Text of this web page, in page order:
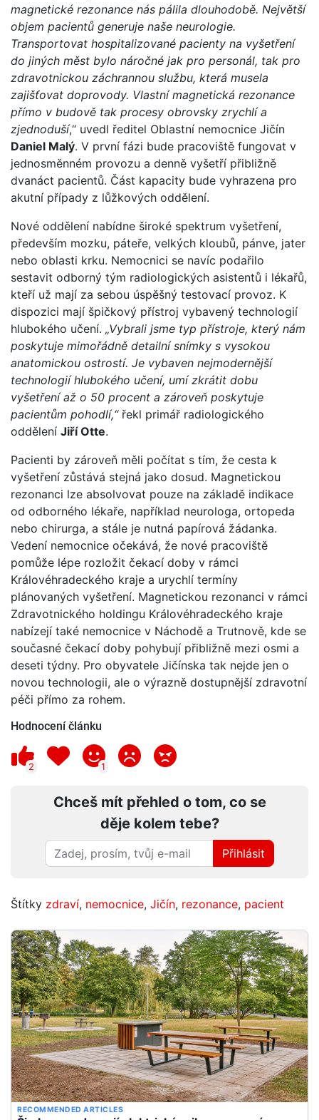
magnetické rezonance nás pálila dlouhodobě. Největší
objem pacientů generuje naše neurologie.
Transportovat hospitalizované pacienty na vyšetření
do jiných měst bylo náročné jak pro personál, tak pro
zdravotnickou záchrannou službu, která musela
zajišťovat doprovody. Vlastní magnetická rezonance
přímo v budově tak procesy obrovsky zrychlí a
zjednoduší,“ uvedl ředitel Oblastní nemocnice Jičín
Daniel Malý. V první fázi bude pracoviště fungovat v
jednosměnném provozu a denně vyšetří přibližně
dvanáct pacientů. Část kapacity bude vyhrazena pro
akutní případy z lůžkových oddělení.
Nové oddělení nabídne široké spektrum vyšetření,
především mozku, páteře, velkých kloubů, pánve, jater
nebo oblasti krku. Nemocnici se navíc podařilo
sestavit odborný tým radiologických asistentů i lékařů,
kteří už mají za sebou úspěšný testovací provoz. K
dispozici mají špičkový přístroj vybavený technologií
hlubokého učení. „Vybrali jsme typ přístroje, který nám
poskytuje mimořádně detailní snímky s vysokou
anatomickou ostrostí. Je vybaven nejmodernější
technologií hlubokého učení, umí zkrátit dobu
vyšetření až o 50 procent a zároveň poskytuje
pacientům pohodlí,“řekl primář radiologického
oddělení Jiří Otte.
Pacienti by zároveň měli počítat s tím, že cesta k
vyšetření zůstává stejná jako dosud. Magnetickou
rezonanci lze absolvovat pouze na základě indikace
od odborného lékaře, například neurologa, ortopeda
nebo chirurga, a stále je nutná papírová žádanka.
Vedení nemocnice očekává, že nové pracoviště
pomůže lépe rozložit čekací doby v rámci
Královéhradeckého kraje a urychlí termíny
plánovaných vyšetření. Magnetickou rezonanci v rámci
Zdravotnického holdingu Královéhradeckého kraje
nabízejí také nemocnice v Náchodě a Trutnově, kde se
současné čekací doby pohybují přibližně mezi osmi a
deseti týdny. Pro obyvatele Jičínska tak nejde jen o
novou technologii, ale o výrazně dostupnější zdravotní
péči přímo za rohem.
Hodnocení článku
2 1
Chceš mít přehled o tom, co se
děje kolem tebe?
Přihlásit
Štítky zdraví, nemocnice, Jičín, rezonance, pacient